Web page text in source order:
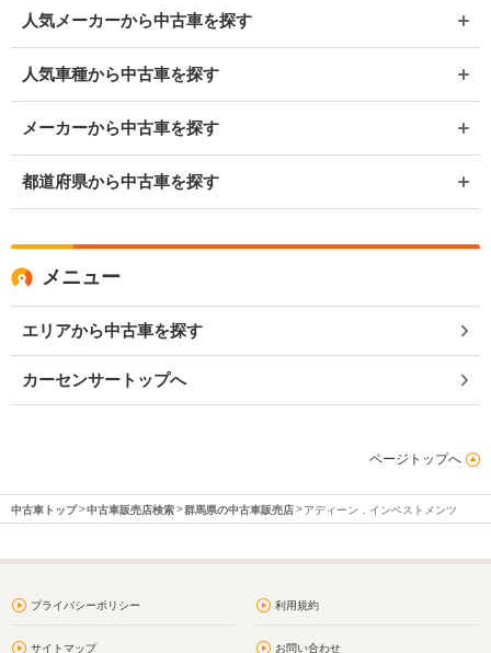
人気メーカーから中古車を探す
人気車種から中古車を探す
メーカーから中古車を探す
都道府県から中古車を探す
メニュー
エリアから中古車を探す
カーセンサートップへ
ページトップへ
中古車トップ 中古車販売店検索 群馬県の中古車販売店 アディーン．インベストメンツ
プライバシーポリシー 利用規約
サイトマップ お問い合わせ